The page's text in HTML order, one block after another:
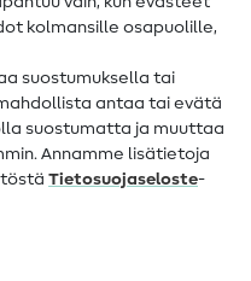
kolmansille osapuolille,
suostumuksella tai
antaa tai evätä
suostumatta ja muuttaa
Annamme lisätietoja
Tietosuojaseloste-